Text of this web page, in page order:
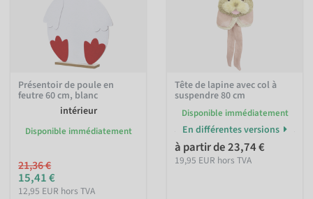
Présentoir de poule en
feutre 60 cm, blanc
intérieur
Disponible immédiatement
21,36 €
15,41 €
12,95 EUR hors TVA
Tête de lapine avec col à
suspendre 80 cm
Disponible immédiatement
En différentes versions
à partir de 23,74 €
19,95 EUR hors TVA